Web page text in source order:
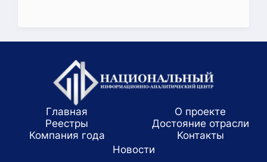
Главная
О проекте
Реестры
Достояние отрасли
Компания года
Koнтaкты
Новости